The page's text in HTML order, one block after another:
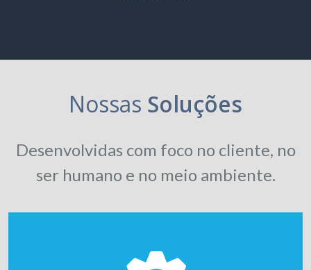
Nossas Soluções
Desenvolvidas com foco no cliente, no
ser humano e no meio ambiente.